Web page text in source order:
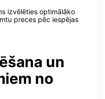
izvēlēties optimālāko
preces pēc iespējas
un
no